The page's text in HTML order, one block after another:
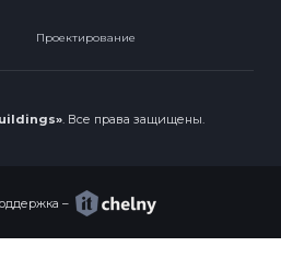
Проектирование
.Все права защищены.
–